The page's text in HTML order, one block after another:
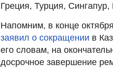
Греция, Турция,
Напомним, в конце
заявил о сокращении в
его словам, на
досрочное завершение